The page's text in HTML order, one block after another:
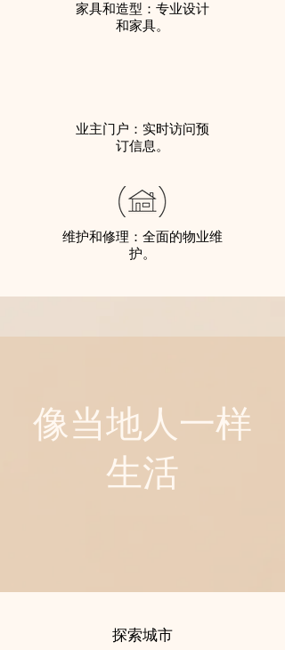
家具和造型：专业设计
和家具。
业主门户：实时访问预
订信息。
维护和修理：全面的物业维
护。
像当地人一样
生活
探索城市